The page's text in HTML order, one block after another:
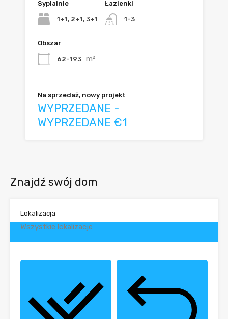
Sypialnie
1+1, 2+1, 3+1
Łazienki
1-3
Obszar
62-193 m²
Na sprzedaż, nowy projekt
WYPRZEDANE -
WYPRZEDANE €1
Znajdź swój dom
Lokalizacja
Wszystkie lokalizacje